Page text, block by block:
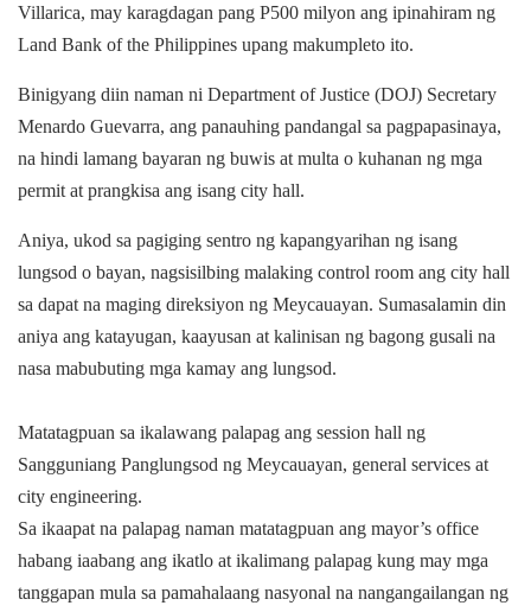
Villarica, may karagdagan pang P500 milyon ang ipinahiram ng
Land Bank of the Philippines upang makumpleto ito.
Binigyang diin naman ni Department of Justice (DOJ) Secretary
Menardo Guevarra, ang panauhing pandangal sa pagpapasinaya,
na hindi lamang bayaran ng buwis at multa o kuhanan ng mga
permit at prangkisa ang isang city hall.
Aniya, ukod sa pagiging sentro ng kapangyarihan ng isang
lungsod o bayan, nagsisilbing malaking control room ang city hall
sa dapat na maging direksiyon ng Meycauayan. Sumasalamin din
aniya ang katayugan, kaayusan at kalinisan ng bagong gusali na
nasa mabubuting mga kamay ang lungsod.
Matatagpuan sa ikalawang palapag ang session hall ng
Sangguniang Panglungsod ng Meycauayan, general services at
city engineering.
Sa ikaapat na palapag naman matatagpuan ang mayor’s office
habang iaabang ang ikatlo at ikalimang palapag kung may mga
tanggapan mula sa pamahalaang nasyonal na nangangailangan ng